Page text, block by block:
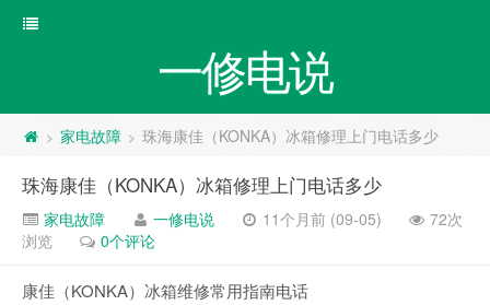
一修电说
> 家电故障 > 珠海康佳（KONKA）冰箱修理上门电话多少
珠海康佳（KONKA）冰箱修理上门电话多少
家电故障 一修电说 11个月前 (09-05)
72次
浏览
0个评论
康佳（KONKA）冰箱维修常用指南电话